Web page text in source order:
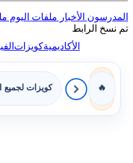
المدرسون الأخبار ملفات اليوم
تم نسخ الرابط
الأكاديميةكويزات
🔥 كويزات لجميع